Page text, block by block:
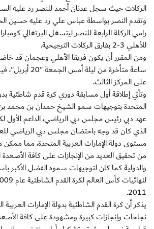
الركلات حيث سجل عدنان أحمد للنصر رد عليه
وتقدم النصر بواسطة عباس علي رد عليه حسين
رامي الركلة الرابعة للنصر ليتسغل البرتغالي
للأهلي 3-2 بفارق الركلات الترجيحية.
ومن المقرر أن يكون فريقا الأهلي وعجمان قد خاضا
ساعة متأخرة من
على المركز الثالث.
وتأتي إطلاقة أول مسابقة دوري كرة قدم شاطئية
المتحدة بتوجيهات سمو الشيخ حمدان بن محمد
عهد دبي رئيس مجلس دبي الرياضي، الداعم الأول
الذي كان قد وجه باحتضان مجلس دبي الرياضي
مستوى دولة الإمارات العربية المتحدة، مما
من تحقيق العديد من الإنجازات على كافة الأصعدة
والدولية كما كان لتوجيهات سموه الفضل الأكبر
2011.
يذكر أن كرة القدم الشاطئية بدولة الإمارات
نجاحات وإنجازات كبيرة ومشهودة على كافة